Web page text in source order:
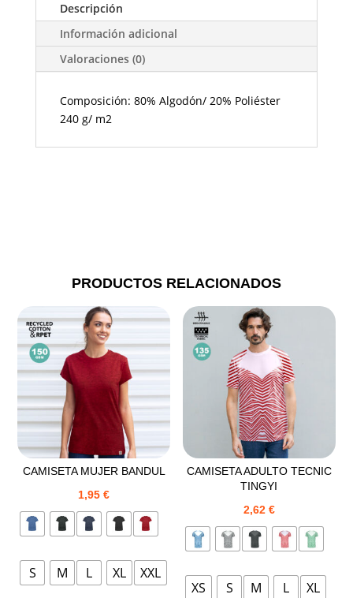
Descripción
Información adicional
Valoraciones (0)
Composición: 80% Algodón/ 20% Poliéster
240 g/ m2
PRODUCTOS RELACIONADOS
CAMISETA MUJER BANDUL
1,95€
S M L XL XXL
CAMISETA ADULTO TECNIC
TINGYI
2,62 €
XS S M L
XL